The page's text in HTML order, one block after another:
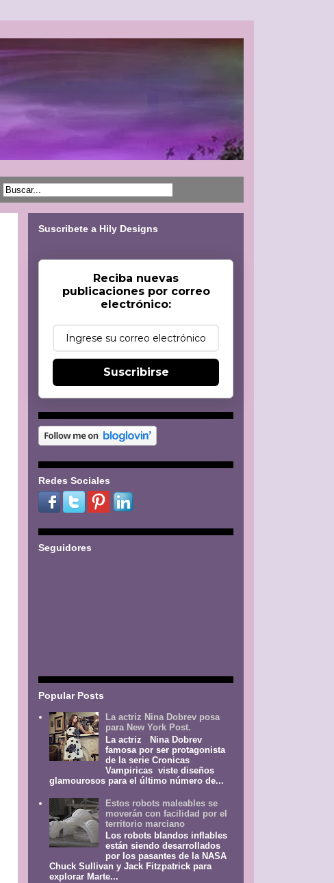
Suscribete a Hily Designs
Reciba nuevas
publicaciones por correo
electrónico:
Suscribirse
Redes Sociales
Seguidores
Popular Posts
La actriz Nina Dobrev posa
para New York Post.
La actriz Nina Dobrev
famosa por ser protagonista
de la serie Cronicas
Vampiricas viste diseños
glamourosos para el último número de...
Estos robots maleables se
moverán con facilidad por el
territorio marciano
Los robots blandos inflables
están siendo desarrollados
por los pasantes de la NASA
Chuck Sullivan y Jack Fitzpatrick para
explorar Marte...